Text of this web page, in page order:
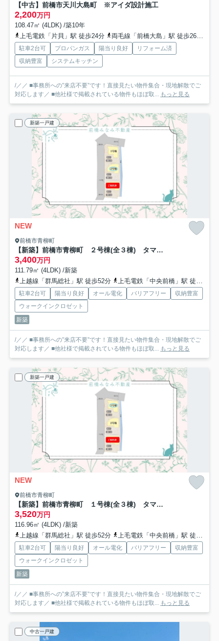
【中古】前橋市天川大島町 ※アイダ設計施工
2,200万円
108.47㎡ (4LDK) /築10年
上毛電鉄「片貝」駅 徒歩24分
両毛線「前橋大島」駅 徒歩26分
駐車2台可 プロパンガス 陽当り良好
リフォーム済
収納豊富
システムキッチン
/／／ ■事務所への”来店不要”です！直接見たい物件集合・現地解散でご
対応します／ ■他社様で掲載されている物件もほぼ取...
もっと見る
新築一戸建
NEW
前橋市青柳町
【新築】前橋市青柳町 ２号棟(全３棟) タマタウン 新築建売分譲
3,400万円
111.79㎡ (4LDK) /新築
上越線「群馬総社」駅 徒歩52分
上毛電鉄「中央前橋」駅 徒歩55分
駐車2台可 陽当り良好 オール電化 バリアフリー
収納豊富
ウォークインクロゼット
新築
/／／ ■事務所への”来店不要”です！直接見たい物件集合・現地解散でご
対応します／ ■他社様で掲載されている物件もほぼ取...
もっと見る
新築一戸建
NEW
前橋市青柳町
【新築】前橋市青柳町 １号棟(全３棟) タマタウン 新築建売分譲
3,520万円
116.96㎡ (4LDK) /新築
上越線「群馬総社」駅 徒歩52分
上毛電鉄「中央前橋」駅 徒歩55分
駐車2台可 陽当り良好 オール電化 バリアフリー
収納豊富
ウォークインクロゼット
新築
/／／ ■事務所への”来店不要”です！直接見たい物件集合・現地解散でご
対応します／ ■他社様で掲載されている物件もほぼ取...
もっと見る
中古一戸建